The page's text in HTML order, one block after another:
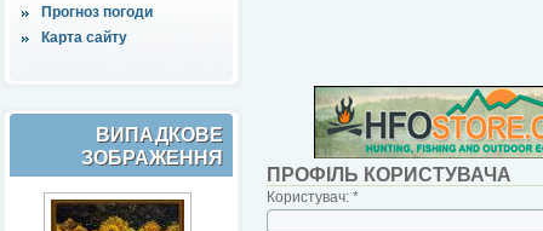
Прогноз погоди
Карта сайту
ВИПАДКОВЕ
ЗОБРАЖЕННЯ
ПРОФІЛЬ КОРИСТУВАЧА
Користувач: *